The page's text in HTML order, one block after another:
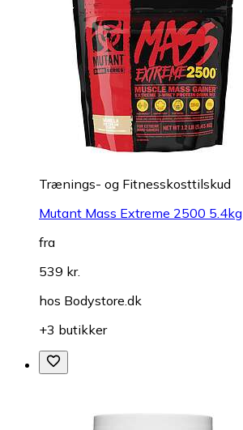
Trænings- og Fitnesskosttilskud
Mutant Mass Extreme 2500 5.4kg
fra
539 kr.
hos Bodystore.dk
+3 butikker